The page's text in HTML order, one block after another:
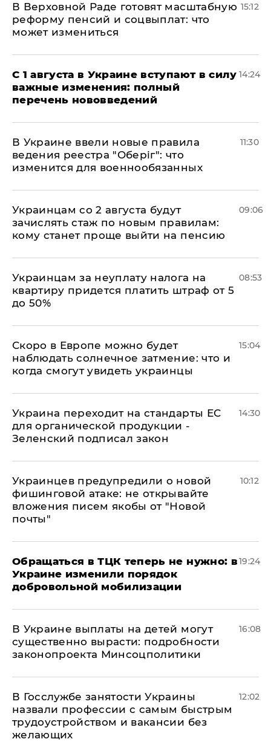
В Верховной Раде готовят масштабную
реформу пенсий и соцвыплат: что
может измениться
15:12
С 1 августа в Украине вступают в силу
важные изменения: полный
перечень нововведений
14:24
В Украине ввели новые правила
ведения реестра "Оберіг": что
изменится для военнообязанных
11:30
Украинцам со 2 августа будут
зачислять стаж по новым правилам:
кому станет проще выйти на пенсию
09:06
Украинцам за неуплату налога на
квартиру придется платить штраф от 5
до 50%
08:53
Скоро в Европе можно будет
наблюдать солнечное затмение: что и
когда смогут увидеть украинцы
15:04
Украина переходит на стандарты ЕС
для органической продукции -
Зеленский подписал закон
14:30
Украинцев предупредили о новой
фишинговой атаке: не открывайте
вложения писем якобы от "Новой
почты"
10:12
Обращаться в ТЦК теперь не нужно: в
Украине изменили порядок
добровольной мобилизации
19:24
В Украине выплаты на детей могут
существенно вырасти: подробности
законопроекта Минсоцполитики
16:08
В Госслужбе занятости Украины
назвали профессии с самым быстрым
трудоустройством и вакансии без
желающих
12:02